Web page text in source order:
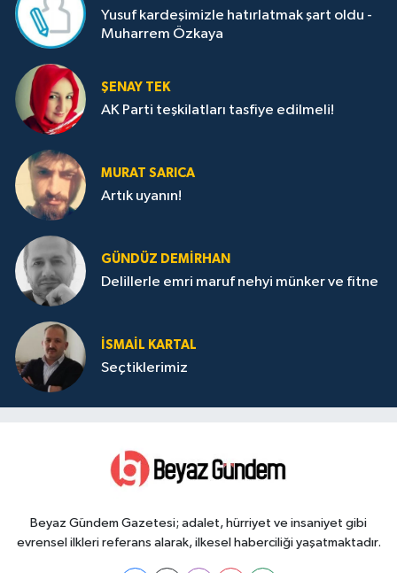
Yusuf kardeşimizle hatırlatmak şart oldu -
Muharrem Özkaya
ŞENAY TEK
AK Parti teşkilatları tasfiye edilmeli!
MURAT SARICA
Artık uyanın!
GÜNDÜZ DEMIRHAN
Delillerle emri maruf nehyi münker ve fitne
İSMAIL KARTAL
Seçtiklerimiz
Beyaz Gündem Gazetesi; adalet, hürriyet ve insaniyet gibi
evrensel ilkleri referans alarak, ilkesel haberciliği yaşatmaktadır.